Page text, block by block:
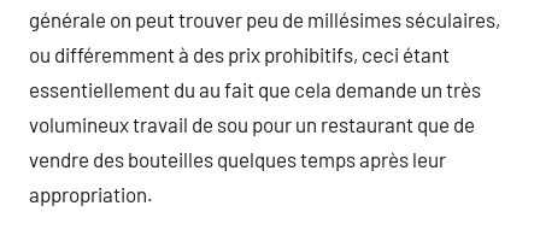
générale on peut trouver peu de millésimes séculaires,
ou différemment à des prix prohibitifs, ceci étant
essentiellement du au fait que cela demande un très
volumineux travail de sou pour un restaurant que de
vendre des bouteilles quelques temps après leur
appropriation.